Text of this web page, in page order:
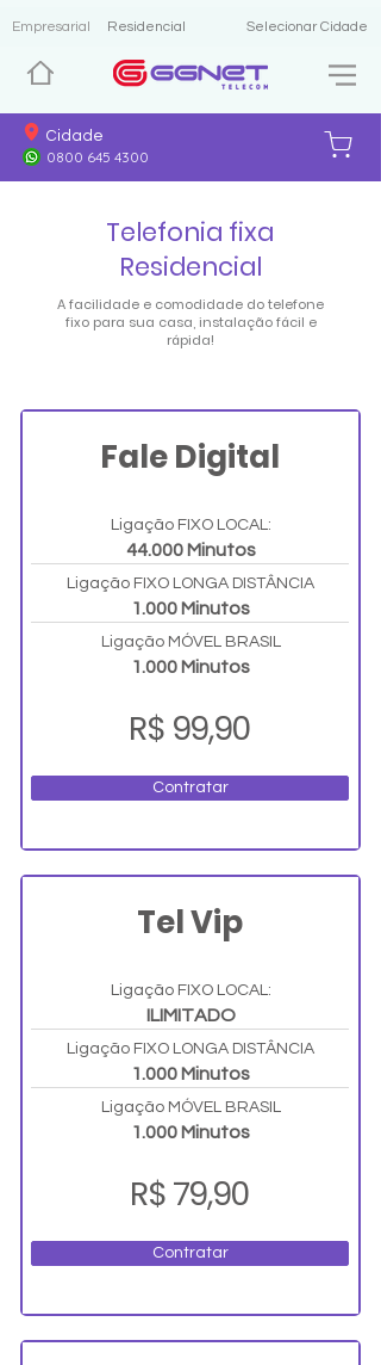
Empresarial Residencial Selecionar Cidade
Cidade
0800 645 4300
Telefonia fixa
Residencial
A facilidade e comodidade do telefone
fixo para sua casa, instalação fácil e
rápida!
Fale Digital
Ligação FIXO LOCAL:
44.000 Minutos
Ligação FIXO LONGA DISTÂNCIA
1.000 Minutos
Ligação MÓVEL BRASIL
1.000 Minutos
R$ 99,90
Contratar
Tel Vip
Ligação FIXO LOCAL:
ILIMITADO
Ligação FIXO LONGA DISTÂNCIA
1.000 Minutos
Ligação MÓVEL BRASIL
1.000 Minutos
R$ 79,90
Contratar